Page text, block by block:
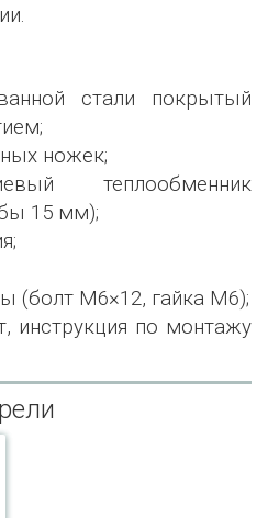
стали покрытый
ножек;
теплообменник
15 мм);
(болт М6×12, гайка М6);
инструкция по монтажу